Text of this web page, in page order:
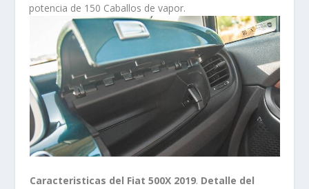
potencia de 150 Caballos de vapor.
Caracteristicas del Fiat 500X 2019. Detalle del